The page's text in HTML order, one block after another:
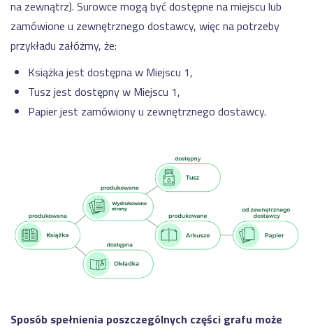
na zewnątrz). Surowce mogą być dostępne na miejscu lub
zamówione u zewnętrznego dostawcy, więc na potrzeby
przykładu załóżmy, że:
Książka jest dostępna w Miejscu 1,
Tusz jest dostępny w Miejscu 1,
Papier jest zamówiony u zewnętrznego dostawcy.
Sposób spełnienia poszczególnych części grafu może